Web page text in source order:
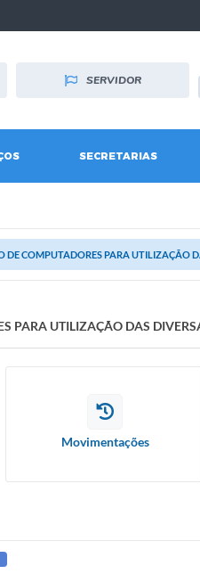
SERVIDOR
SECRETARIAS
DE COMPUTADORES PARA UTILIZAÇÃO
PARA UTILIZAÇÃO DAS
Movimentações